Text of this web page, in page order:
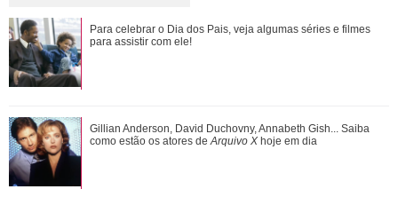
Bruna Marquezine, Camila Cabello, Hailey Bieber...
Relembre os amores - e affairs - de Shawn ...
Além de Ariana Grande, confira famosas que já foram
criticadas pelos corpos magros (e rebat...
Para celebrar o Dia dos Pais, veja algumas séries e filmes
para assistir com ele!
Gillian Anderson, David Duchovny, Annabeth Gish... Saiba
como estão os atores deArquivo X hoje em dia